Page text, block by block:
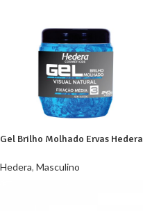
Gel Brilho Molhado Ervas Hedera
Hedera, Masculino